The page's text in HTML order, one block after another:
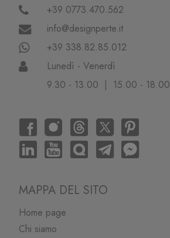
+39 0773.470.562
info@designperte.it
+39 338.82.85.012
Lunedì - Venerdì
9.30 - 13.00 | 15.00 - 18.00
MAPPA DEL SITO
Home page
Chi siamo